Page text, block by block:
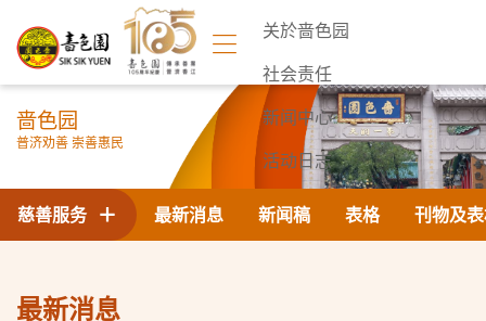
关於啬色园
社会责任
新闻中心
活动日志
联络我们
啬色园
普济劝善 崇善惠民
最新消息 新闻稿 表格 刊物及
慈善服务
最新消息